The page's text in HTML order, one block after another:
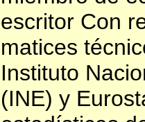
escritor Con
matices
Instituto
(INE) y